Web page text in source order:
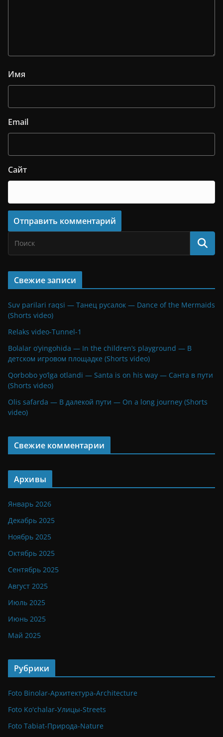
Имя
Email
Сайт
Свежие записи
Suv parilari raqsi — Танец русалок — Dance of the Mermaids
(Shorts video)
Relaks video-Tunnel-1
Bolalar o’yingohida — In the children’s playground — В
детском игровом площадке (Shorts video)
Qorbobo yo’lga otlandi — Santa is on his way — Санта в пути
(Shorts video)
Olis safarda — В далекой пути — On a long journey (Shorts
video)
Свежие комментарии
Архивы
Январь 2026
Декабрь 2025
Ноябрь 2025
Октябрь 2025
Сентябрь 2025
Август 2025
Июль 2025
Июнь 2025
Май 2025
Рубрики
Foto Binolar-Архитектура-Architecture
Foto Ko'chalar-Улицы-Streets
Foto Tabiat-Природа-Nature